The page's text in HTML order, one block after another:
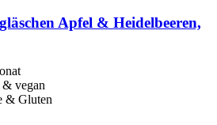
Apfel & Heidelbeeren,
vegan
& Gluten